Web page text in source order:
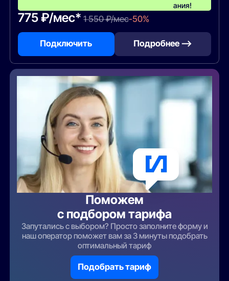
ания!
775 ₽/мес* 1 550 ₽/мес-50%
Подключить Подробнее —>
Поможем
с подбором тарифа
Запутались с выбором? Просто заполните форму и
наш оператор поможет вам за 3 минуты подобрать
оптимальный тариф
Подобрать тариф